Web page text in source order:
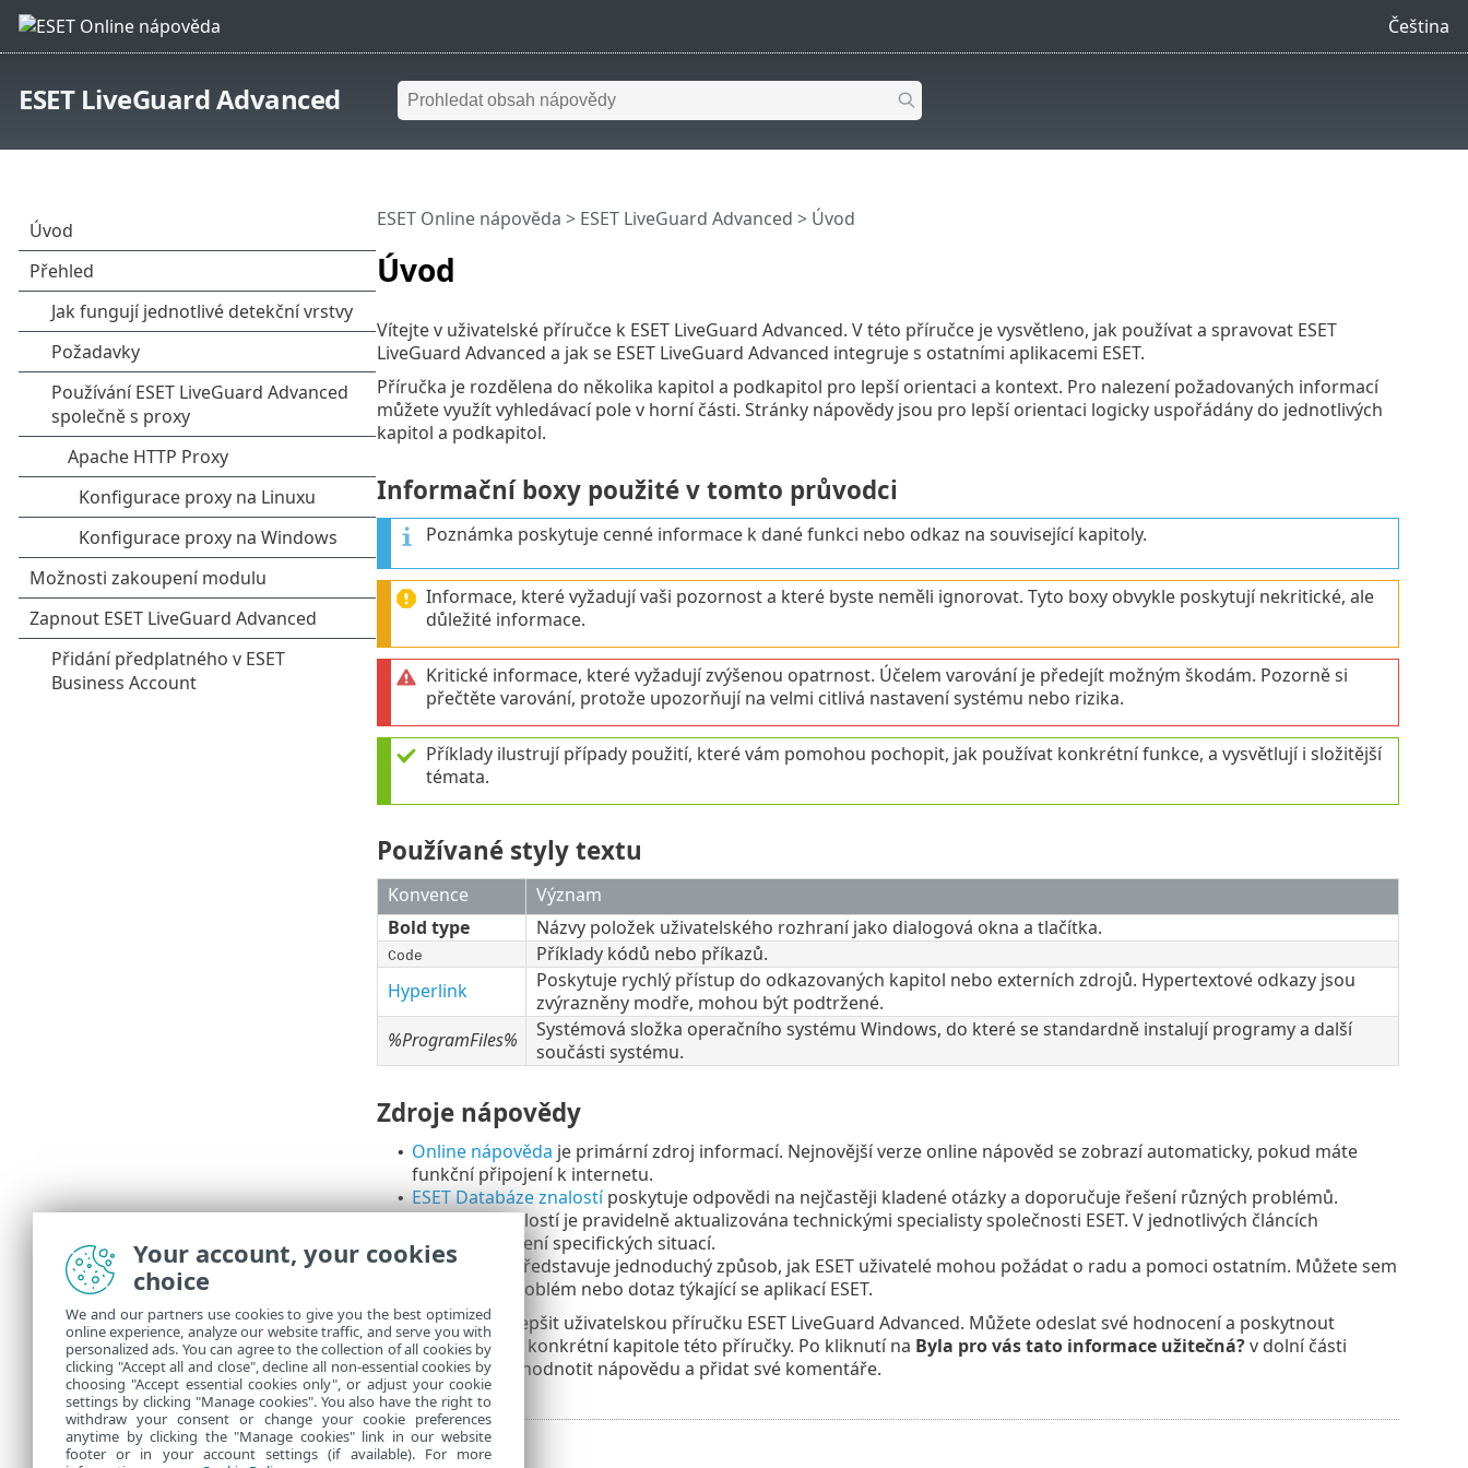
Čeština
ESET LiveGuard Advanced
Úvod
ESET Online nápověda > ESET LiveGuard Advanced > Úvod
Vítejte v uživatelské příručce k ESET LiveGuard Advanced. V této příručce je vysvětleno, jak používat a spravovat ESET
LiveGuard Advanced a jak se ESET LiveGuard Advanced integruje s ostatními aplikacemi ESET.
Příručka je rozdělena do několika kapitol a podkapitol pro lepší orientaci a kontext. Pro nalezení požadovaných informací
můžete využít vyhledávací pole v horní části. Stránky nápovědy jsou pro lepší orientaci logicky uspořádány do jednotlivých
kapitol a podkapitol.
Informační boxy použité v tomto průvodci
Poznámka poskytuje cenné informace k dané funkci nebo odkaz na související kapitoly.
Informace, které vyžadují vaši pozornost a které byste neměli ignorovat. Tyto boxy obvykle poskytují nekritické, ale
důležité informace.
Kritické informace, které vyžadují zvýšenou opatrnost. Účelem varování je předejít možným škodám. Pozorně si
přečtěte varování, protože upozorňují na velmi citlivá nastavení systému nebo rizika.
Příklady ilustrují případy použití, které vám pomohou pochopit, jak používat konkrétní funkce, a vysvětlují i složitější
témata.
Používané styly textu
Konvence
Význam
Bold type
Názvy položek uživatelského rozhraní jako dialogová okna a tlačítka.
Code
Příklady kódů nebo příkazů.
Hyperlink
Poskytuje rychlý přístup do odkazovaných kapitol nebo externích zdrojů. Hypertextové odkazy jsou
zvýrazněny modře, mohou být podtržené.
%ProgramFiles%
Systémová složka operačního systému Windows, do které se standardně instalují programy a další
součásti systému.
Zdroje nápovědy
• Online nápověda je primární zdroj informací. Nejnovější verze online nápověd se zobrazí automaticky, pokud máte
funkční připojení k internetu.
• ESET Databáze znalostíposkytuje odpovědi na nejčastěji kladené otázky a doporučuje řešení různých problémů.
Databáze znalostí je pravidelně aktualizována technickými specialisty společnosti ESET. V jednotlivých článcích
naleznete řešení specifických situací.
• ESET forum
představuje jednoduchý způsob, jak ESET uživatelé mohou požádat o radu a pomoci ostatním. Můžete sem
umístit váš problém nebo dotaz týkající se aplikací ESET.
Pomozte nám vylepšit uživatelskou příručku ESET LiveGuard Advanced. Můžete odeslat své hodnocení a poskytnout
zpětnou vazbu ke konkrétní kapitole této příručky. Po kliknutí na Byla pro vás tato informace užitečná?v dolní části
stránky můžete ohodnotit nápovědu a přidat své komentáře.
Your account, your cookies
choice
We and our partners use cookies to give you the best optimized
online experience, analyze our website traffic, and serve you with
personalized ads. You can agree to the collection of all cookies by
clicking "Accept all and close", decline all non-essential cookies by
choosing "Accept essential cookies only", or adjust your cookie
settings by clicking "Manage cookies". You also have the right to
withdraw your consent or change your cookie preferences
anytime by clicking the "Manage cookies" link in our website
footer or in your account settings (if available). For more